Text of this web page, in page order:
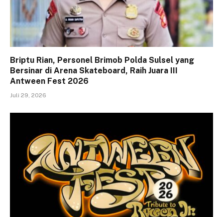
Briptu Rian, Personel Brimob Polda Sulsel yang
Bersinar di Arena Skateboard, Raih Juara III
Antween Fest 2026
Juli 29, 2026